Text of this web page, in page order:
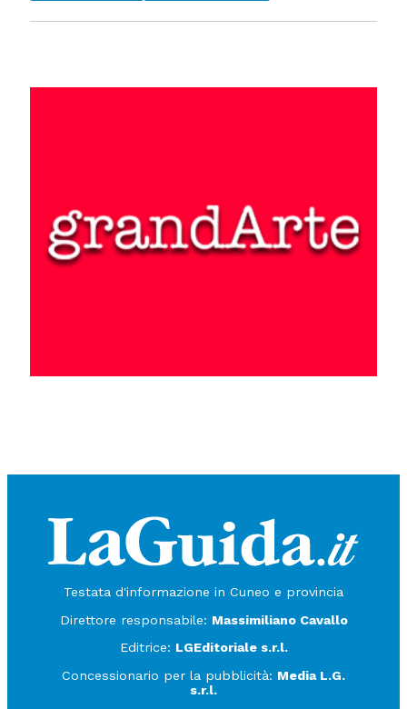
Testata d'informazione in Cuneo e provincia
Direttore responsabile: Massimiliano Cavallo
Editrice: LGEditoriale s.r.l.
Concessionario per la pubblicità: Media L.G.
s.r.l.